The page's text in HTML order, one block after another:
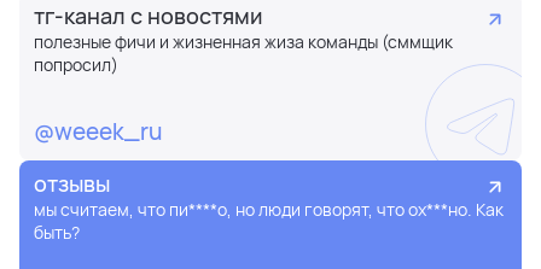
тг-канал с новостями
полезные фичи и жизненная жиза команды (сммщик
попросил)
@weeek_ru
отзывы
мы считаем, что пи****о, но люди говорят, что ох***но. Как
быть?